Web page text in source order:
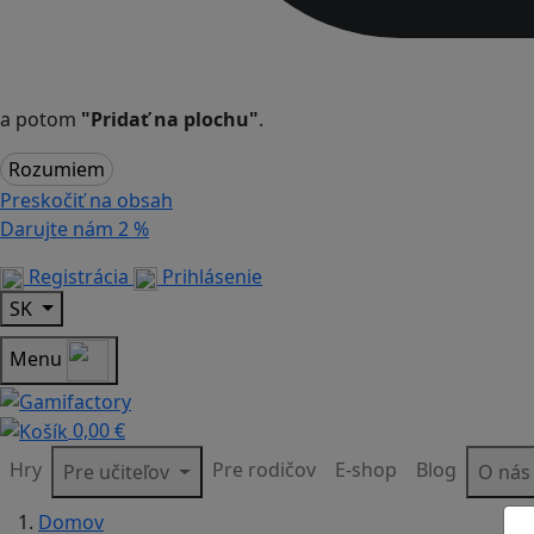
a potom "Pridať na plochu".
Rozumiem
Preskočiť na obsah
Darujte nám 2 %
Registrácia
Prihlásenie
SK
Menu
0,00 €
Hry
Pre učiteľov Pre rodičov E-shop Blog O nás
Domov